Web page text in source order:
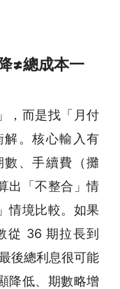
≠總成本一
，而是找「月付
。核心輸入有
數、手續費（攤
出「不整合」情
情境比較。如果
從 36 期拉長到
後總利息很可能
降低、期數略增